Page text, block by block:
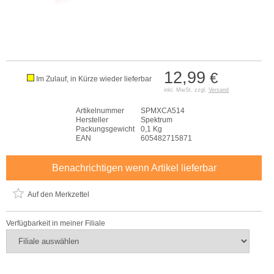
12,99 €
inkl. MwSt. zzgl. Versand
Im Zulauf, in Kürze wieder lieferbar
Artikelnummer
SPMXCA514
Hersteller
Spektrum
Packungsgewicht
0,1 Kg
EAN
605482715871
Benachrichtigen wenn Artikel lieferbar
Auf den Merkzettel
Verfügbarkeit in meiner Filiale